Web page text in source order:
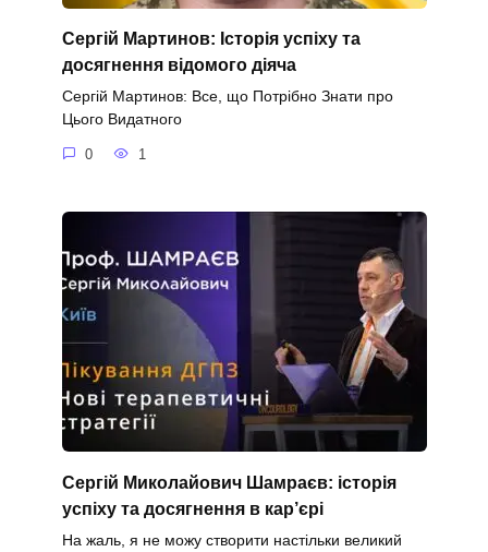
Сергій Мартинов: Історія успіху та
досягнення відомого діяча
Сергій Мартинов: Все, що Потрібно Знати про
Цього Видатного
0 1
Сергій Миколайович Шамраєв: історія
успіху та досягнення в кар’єрі
На жаль, я не можу створити настільки великий